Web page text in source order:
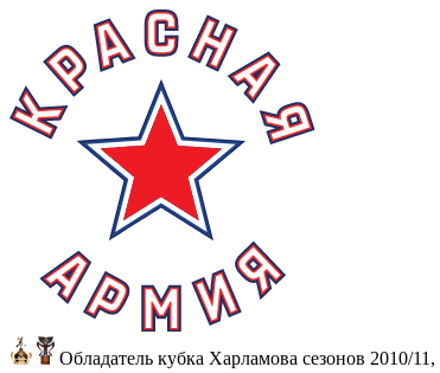
Обладатель кубка Харламова сезонов 2010/11,